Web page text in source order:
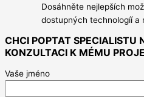
Dosáhněte nejlepších
dostupných technologíí a
CHCI POPTAT SPECIALISTU
KONZULTACI K MÉMU
Vaše jméno